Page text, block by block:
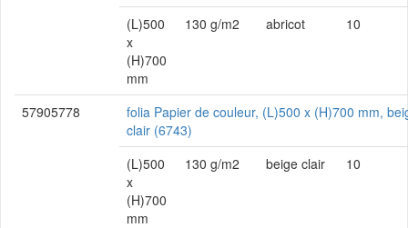
(L)500
x
(H)700
mm
130 g/m2 abricot 10
57905778
folia Papier de couleur, (L)500 x (H)700 mm,
clair (6743)
(L)500
x
(H)700
mm
130 g/m2 beige clair 10